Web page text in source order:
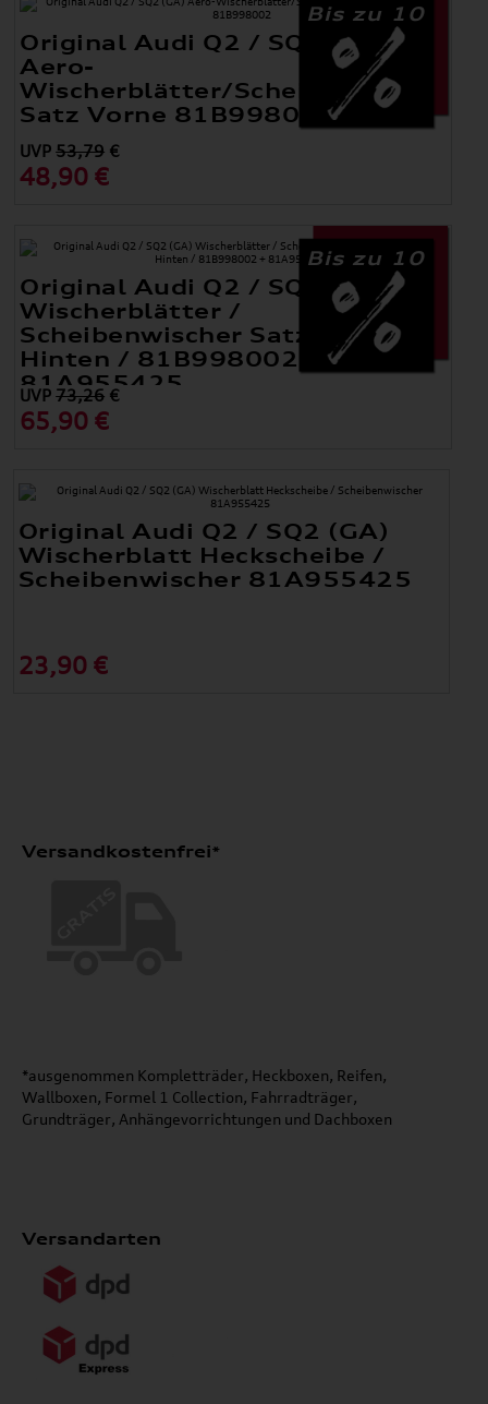
Bis zu 10
Original Audi Q2 / SQ2 (GA)
Aero-
Wischerblätter/Scheibenwischer
Satz Vorne 81B998002
UVP53,79 €
48,90 €
Bis zu 10
Original Audi Q2 / SQ2 (GA)
Wischerblätter /
Scheibenwischer Satz Vorne +
Hinten / 81B998002 +
81A955425
UVP73,26 €
65,90 €
Original Audi Q2 / SQ2 (GA)
Wischerblatt Heckscheibe /
Scheibenwischer 81A955425
23,90 €
Versandkostenfrei*
*ausgenommen Kompletträder, Heckboxen, Reifen,
Wallboxen, Formel 1 Collection, Fahrradträger,
Grundträger, Anhängevorrichtungen und Dachboxen
Versandarten